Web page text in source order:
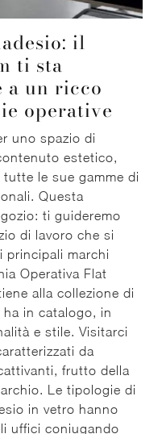
il
ti sta
a un ricco
operative
uno spazio di
estetico,
le sue gamme di
Questa
ti guideremo
di lavoro che si
principali marchi
Operativa Flat
alla collezione di
in catalogo, in
e stile. Visitarci
da
frutto della
Le tipologie di
in vetro hanno
uffici coniugando